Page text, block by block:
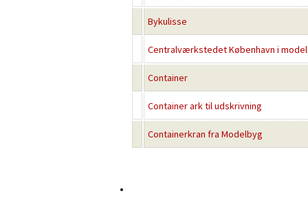
Bykulisse
Centralværkstedet København i model
Container
Container ark til udskrivning
Containerkran fra Modelbyg